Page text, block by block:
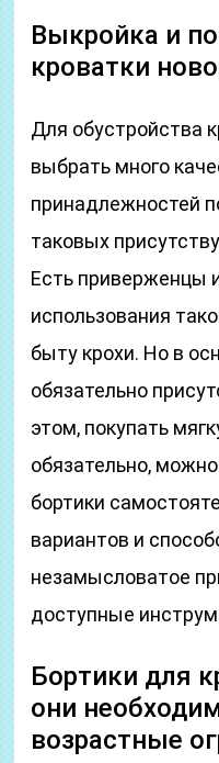
Выкройка и
кроватки
Для обустройства
выбрать много
принадлежностей
таковых
Есть приверженцы
использования
быту крохи. Но в
обязательно
этом, покупать
обязательно,
бортики
вариантов и
незамысловатое
доступные
Бортики для
они
возрастные